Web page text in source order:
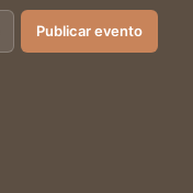
Publicar evento